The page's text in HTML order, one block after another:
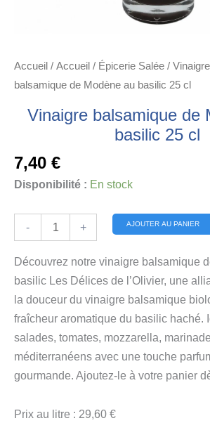
Accueil / Accueil / Épicerie Salée /
balsamique de Modène au basilic 25 cl
Vinaigre balsamique de
basilic 25 cl
7,40 €
Disponibilité : En stock
-
de
Vinaigre
balsamique
de
Modène
au
basilic
25
+ AJOUTER AU PANIER
Découvrez notre vinaigre balsamique
basilic Les Délices de l’Olivier, une
la douceur du vinaigre balsamique
fraîcheur aromatique du basilic haché.
salades, tomates, mozzarella,
méditerranéens avec une touche
gourmande. Ajoutez-le à votre panier
Prix au litre : 29,60 €